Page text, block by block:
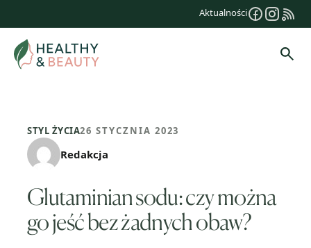
treści
Aktualności
STYL ŻYCIA26 STYCZNIA 2023
Redakcja
Glutaminian sodu: czy można
go jeść bez żadnych obaw?